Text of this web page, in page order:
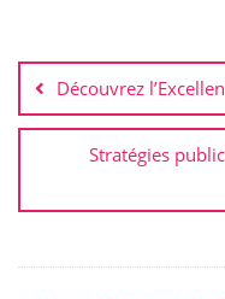
de
l’article
Découvrez
Stratégies